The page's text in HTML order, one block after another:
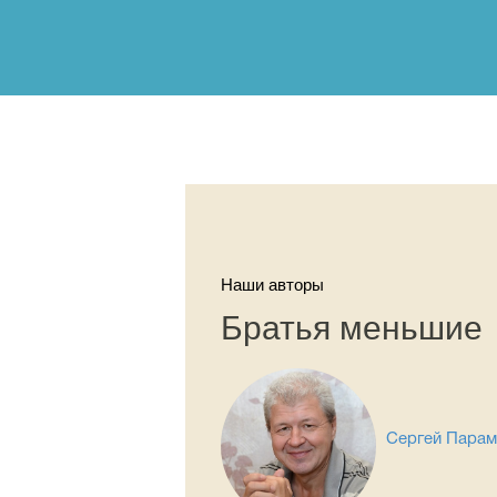
Наши авторы
Братья меньшие
Сергей